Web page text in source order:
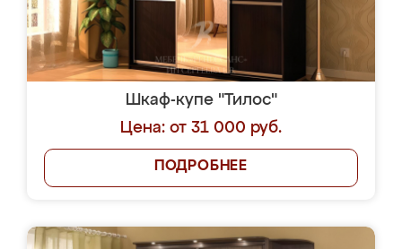
Шкаф-купе "Тилос"
Цена: от 31 000 руб.
ПОДРОБНЕЕ